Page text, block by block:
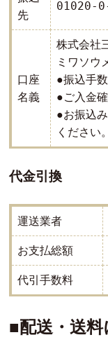
先
01020-
口座
名義
株式会社
ミワソウ
●振込手
●ご入金
●お振込
ください。
代金引換
運送業者
お支払総額
代引手数料
■配送・送料